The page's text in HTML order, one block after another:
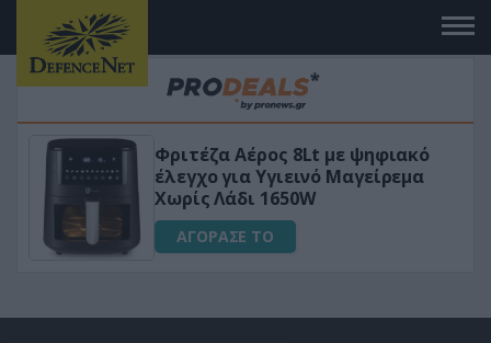
HAPI END: 100% φυτικό διεγερτικό
για άνδρες!
ΑΓΟΡΑΣΕ ΤΟ